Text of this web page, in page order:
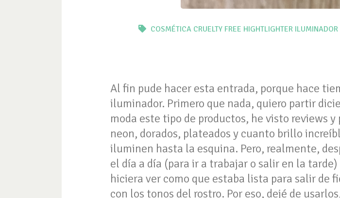
COSMÉTICA CRUELTY FREE HIGHTLIGHTER ILUMINADOR
Al fin pude hacer esta entrada, porque hace
iluminador. Primero que nada, quiero partir
moda este tipo de productos, he visto reviews
neon, dorados, plateados y cuanto brillo
iluminen hasta la esquina. Pero, realmente,
el día a día (para ir a trabajar o salir en la
hiciera ver como que estaba lista para salir de
con los tonos del rostro. Por eso, dejé de